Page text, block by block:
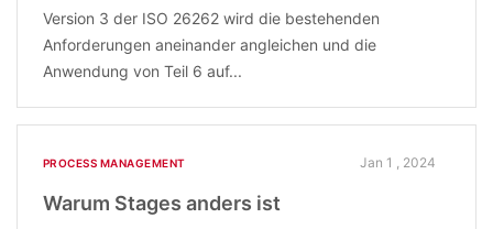
Version 3 der ISO 26262 wird die bestehenden
Anforderungen aneinander angleichen und die
Anwendung von Teil 6 auf...
PROCESS MANAGEMENT Jan 1 , 2024
Warum Stages anders ist